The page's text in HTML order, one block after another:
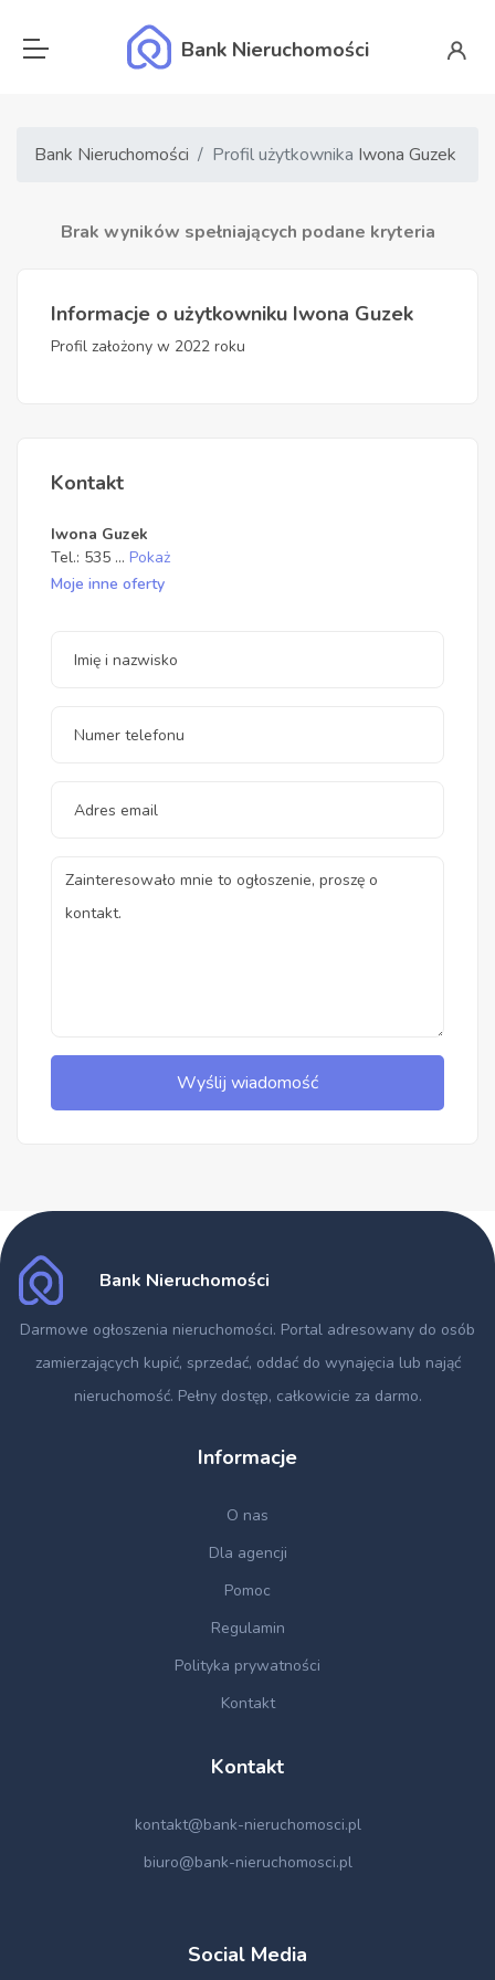
Bank Nieruchomości
Bank Nieruchomości Profil użytkownika Iwona Guzek
Brak wyników spełniających podane kryteria
Informacje o użytkowniku Iwona Guzek
Profil założony w 2022 roku
Kontakt
Iwona Guzek
Tel.: 535 ... Pokaż
Moje inne oferty
Wyślij wiadomość
Bank Nieruchomości
Darmowe ogłoszenia nieruchomości. Portal adresowany do osób
zamierzających kupić, sprzedać, oddać do wynajęcia lub nająć
nieruchomość. Pełny dostęp, całkowicie za darmo.
Informacje
O nas
Dla agencji
Pomoc
Regulamin
Polityka prywatności
Kontakt
Kontakt
kontakt@bank-nieruchomosci.pl
biuro@bank-nieruchomosci.pl
Social Media